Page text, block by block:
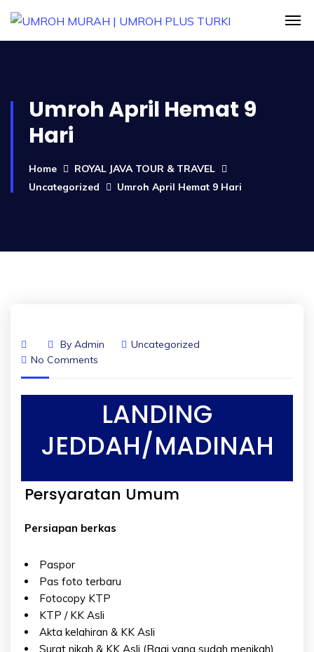
Umroh April Hemat 9
Hari
Home
ROYAL JAVA TOUR & TRAVEL
Uncategorized
Umroh April Hemat 9 Hari
By Admin
Uncategorized
No Comments
LANDING
JEDDAH/MADINAH
Persyaratan Umum
Persiapan berkas
Paspor
Pas foto terbaru
Fotocopy KTP
KTP / KK Asli
Akta kelahiran & KK Asli
Surat nikah & KK Asli (Bagi yang sudah menikah)